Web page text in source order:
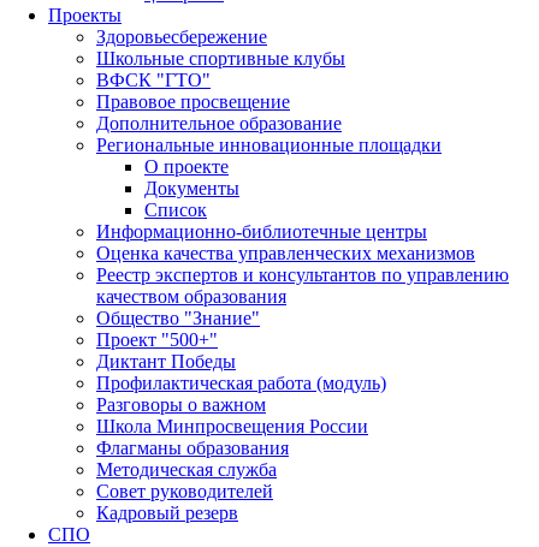
Проекты
Здоровьесбережение
Школьные спортивные клубы
ВФСК "ГТО"
Правовое просвещение
Дополнительное образование
Региональные инновационные площадки
О проекте
Документы
Список
Информационно-библиотечные центры
Оценка качества управленческих механизмов
Реестр экспертов и консультантов по управлению
качеством образования
Общество "Знание"
Проект "500+"
Диктант Победы
Профилактическая работа (модуль)
Разговоры о важном
Школа Минпросвещения России
Флагманы образования
Методическая служба
Совет руководителей
Кадровый резерв
СПО